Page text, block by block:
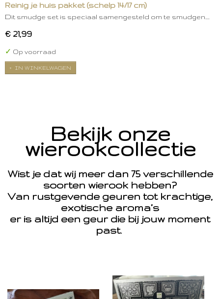
Reinig je huis pakket (schelp 14/17 cm)
Dit smudge set is speciaal samengesteld om te smudgen.…
€ 21,99
✓ Op voorraad
IN WINKELWAGEN
Bekijk onze
wierookcollectie
Wist je dat wij meer dan 75 verschillende
soorten wierook hebben?
Van rustgevende geuren tot krachtige,
exotische aroma’s
er is altijd een geur die bij jouw moment
past.